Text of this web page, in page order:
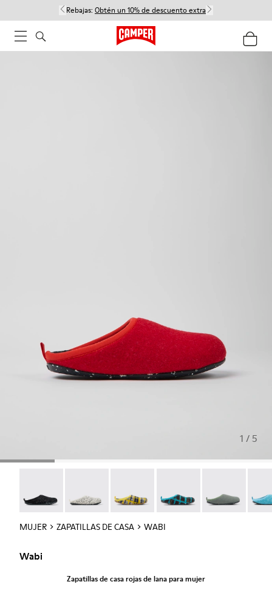
Rebajas: Obtén un 10% de descuento extra
1 / 5
MUJER ZAPATILLAS DE CASA WABI
Wabi
Zapatillas de casa rojas de lana para mujer